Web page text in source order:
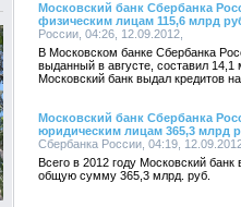
Московский банк Сбербанка
физическим лицам 115,6 млрд
России, 04:26, 12.09.2012,
В Московском банке Сбербанка
выданный в августе, составил 14,1
Московский банк выдал кредитов
Московский банк Сбербанка
юридическим лицам 365,3 млрд
Сбербанка России, 04:19,
Всего в 2012 году Московский
общую сумму 365,3 млрд. руб.